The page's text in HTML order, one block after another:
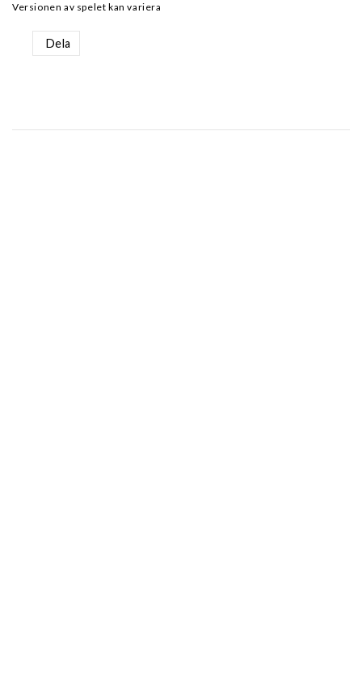
Versionen av spelet kan variera
Dela